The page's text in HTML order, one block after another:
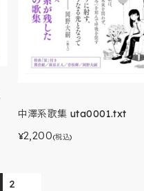
中澤系歌集 uta0001.txt
¥2,200(税込)
2